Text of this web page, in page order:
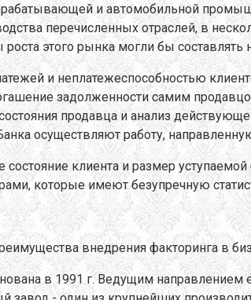
и автомобильной
перечисленных отраслей, в
этого рынка могли бы составлять
и неплатежеспособностью
задолженности самим
продавца и анализ
осуществляют работу,
клиента и размер
которые имеют безупречную
внедрения факторинга в
в 1991 г. Ведущим направлением